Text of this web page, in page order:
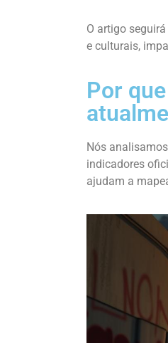
O artigo
e culturais,
Por
Nós
indicadores
ajudam a